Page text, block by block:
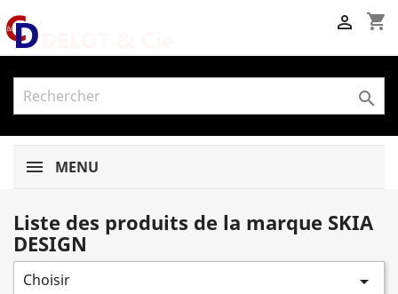
shopping_cart


MENU
Liste des produits de la marque SKIA
DESIGN
Choisir 